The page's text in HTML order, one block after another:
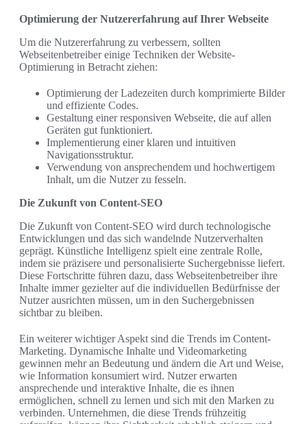
Optimierung der Nutzererfahrung auf Ihrer Webseite
Um die Nutzererfahrung zu verbessern, sollten
Webseitenbetreiber einige Techniken der Website-
Optimierung in Betracht ziehen:
Optimierung der Ladezeiten durch komprimierte Bilder
und effiziente Codes.
Gestaltung einer responsiven Webseite, die auf allen
Geräten gut funktioniert.
Implementierung einer klaren und intuitiven
Navigationsstruktur.
Verwendung von ansprechendem und hochwertigem
Inhalt, um die Nutzer zu fesseln.
Die Zukunft von Content-SEO
Die Zukunft von Content-SEO wird durch technologische
Entwicklungen und das sich wandelnde Nutzerverhalten
geprägt. Künstliche Intelligenz spielt eine zentrale Rolle,
indem sie präzisere und personalisierte Suchergebnisse liefert.
Diese Fortschritte führen dazu, dass Webseitenbetreiber ihre
Inhalte immer gezielter auf die individuellen Bedürfnisse der
Nutzer ausrichten müssen, um in den Suchergebnissen
sichtbar zu bleiben.
Ein weiterer wichtiger Aspekt sind die Trends im Content-
Marketing. Dynamische Inhalte und Videomarketing
gewinnen mehr an Bedeutung und ändern die Art und Weise,
wie Information konsumiert wird. Nutzer erwarten
ansprechende und interaktive Inhalte, die es ihnen
ermöglichen, schnell zu lernen und sich mit den Marken zu
verbinden. Unternehmen, die diese Trends frühzeitig